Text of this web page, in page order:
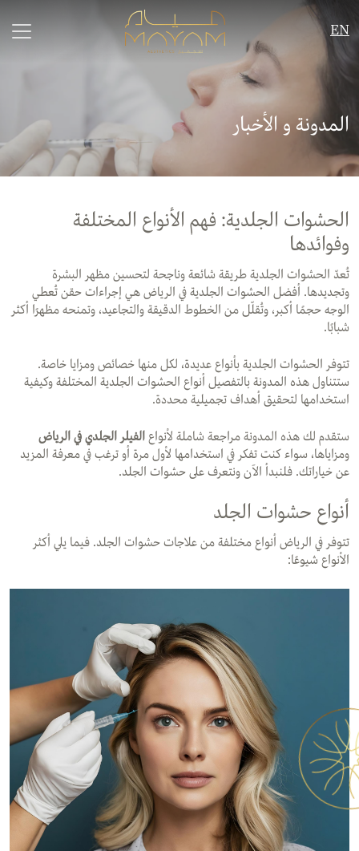
EN
المدونة و الأخبار
الحشوات الجلدية: فهم الأنواع المختلفة
وفوائدها
تُعدّ الحشوات الجلدية طريقة شائعة وناجحة لتحسين مظهر البشرة
وتجديدها. أفضل الحشوات الجلدية في الرياض هي إجراءات حقن تُعطي
الوجه حجمًا أكبر، وتُقلّل من الخطوط الدقيقة والتجاعيد، وتمنحه مظهرًا أكثر
شبابًا.
تتوفر الحشوات الجلدية بأنواع عديدة، لكل منها خصائص ومزايا خاصة.
ستتناول هذه المدونة بالتفصيل أنواع الحشوات الجلدية المختلفة وكيفية
استخدامها لتحقيق أهداف تجميلية محددة.
ستقدم لك هذه المدونة مراجعة شاملة لأنواعالفيلر الجلدي في الرياض
ومزاياها، سواء كنت تفكر في استخدامها لأول مرة أو ترغب في معرفة المزيد
عن خياراتك. فلنبدأ الآن ونتعرف على حشوات الجلد.
أنواع حشوات الجلد
تتوفر في الرياض أنواع مختلفة من علاجات حشوات الجلد. فيما يلي أكثر
الأنواع شيوعًا: